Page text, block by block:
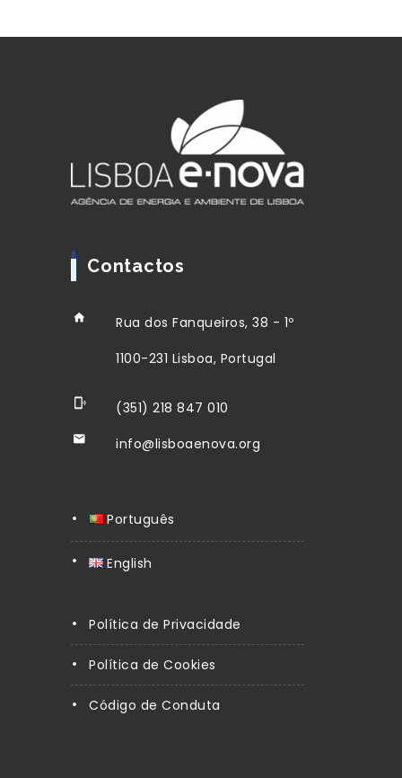
Contactos
Rua dos Fanqueiros, 38 - 1º
1100-231 Lisboa, Portugal
(351) 218 847 010
info@lisboaenova.org
Português
English
Política de Privacidade
Política de Cookies
Código de Conduta